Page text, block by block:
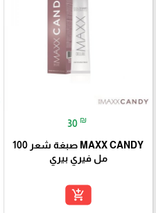
30 ₪
MAXX CANDY صبغة شعر 100
مل فيري بيري
add_shopping_cart